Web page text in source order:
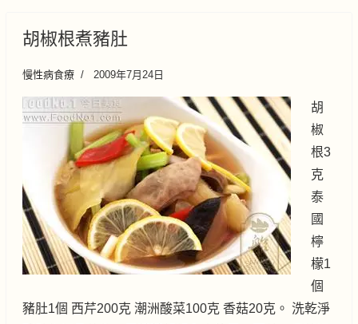
胡椒根煮豬肚
慢性病食療 2009年7月24日
胡
椒
根3
克
泰
國
檸
檬1
個
豬肚1個 西芹200克 潮洲酸菜100克 香菇20克。 洗乾淨